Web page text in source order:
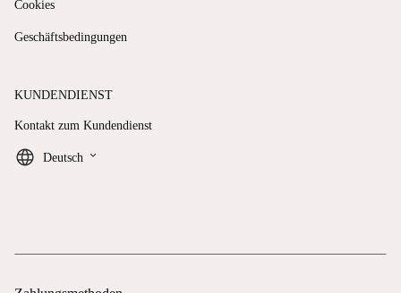
Cookies
Geschäftsbedingungen
KUNDENDIENST
Kontakt zum Kundendienst
Deutsch keyboard_arrow_down